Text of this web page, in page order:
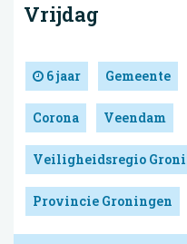
Vrijdag
6 jaar Gemeente
Corona Veendam
Veiligheidsregio
Provincie Groningen